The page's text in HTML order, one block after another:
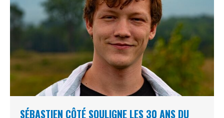
SÉBASTIEN CÔTÉ SOULIGNE LES 30 ANS DU